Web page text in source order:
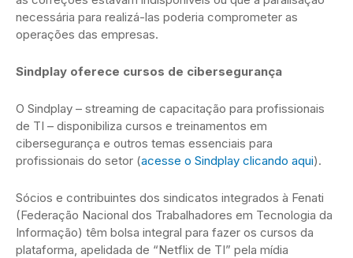
necessária para realizá-las poderia comprometer as
operações das empresas.
Sindplay oferece cursos de cibersegurança
O Sindplay – streaming de capacitação para profissionais
de TI – disponibiliza cursos e treinamentos em
cibersegurança e outros temas essenciais para
profissionais do setor (acesse o Sindplay clicando aqui).
Sócios e contribuintes dos sindicatos integrados à Fenati
(Federação Nacional dos Trabalhadores em Tecnologia da
Informação) têm bolsa integral para fazer os cursos da
plataforma, apelidada de “Netflix de TI” pela mídia